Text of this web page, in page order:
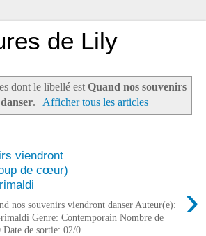
de Lily
dont le libellé est Quand nos souvenirs
. Afficher tous les articles
viendront
de cœur)
›
nos souvenirs viendront danser Auteur(e):
Genre: Contemporain Nombre de
Date de sortie: 02/0...